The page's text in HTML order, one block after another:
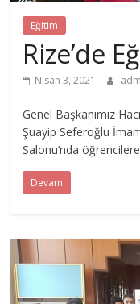
Eğitim
Rize’de
Nisan 3, 2021
Genel Başkanımız
Şuayip Seferoğlu
Salonu’nda
Devam